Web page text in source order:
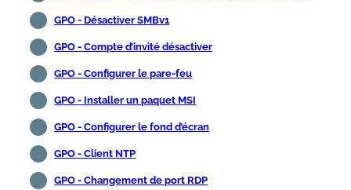
GPO - Désactiver SMBv1
GPO - Compte d’invité désactiver
GPO - Configurer le pare-feu
GPO - Installer un paquet MSI
GPO - Configurer le fond d’écran
GPO - Client NTP
GPO - Changement de port RDP